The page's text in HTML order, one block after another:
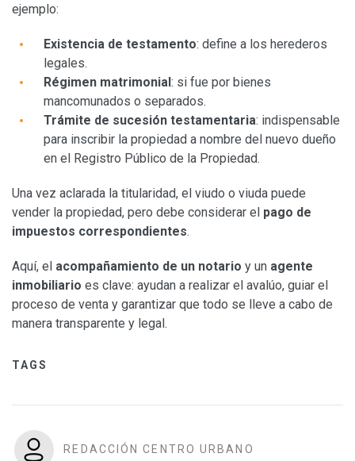
ejemplo:
Existencia de testamento: define a los herederos
legales.
Régimen matrimonial: si fue por bienes
mancomunados o separados.
Trámite de sucesión testamentaria: indispensable
para inscribir la propiedad a nombre del nuevo dueño
en el Registro Público de la Propiedad.
Una vez aclarada la titularidad, el viudo o viuda puede
vender la propiedad, pero debe considerar el pago de
impuestos correspondientes.
Aquí, el acompañamiento de un notario y un agente
inmobiliario es clave: ayudan a realizar el avalúo, guiar el
proceso de venta y garantizar que todo se lleve a cabo de
manera transparente y legal.
TAGS
REDACCIÓN CENTRO URBANO